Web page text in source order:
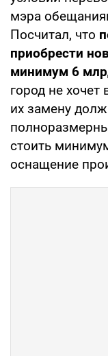
мэра
Посчитал, что
приобрести
минимум 6
город не
их замену
стоить
оснащение